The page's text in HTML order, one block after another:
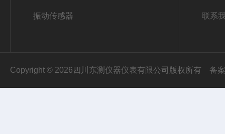
振动传感器 联系
Copyright © 2026四川东测仪器仪表有限公司版权所有 备